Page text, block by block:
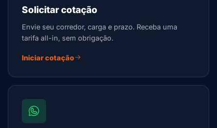
Solicitar cotação
Envie seu corredor, carga e prazo. Receba uma
tarifa all-in, sem obrigação.
Iniciar cotação